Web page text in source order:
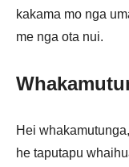
kakama mo nga
me nga ota nui.
Hei
he taputapu